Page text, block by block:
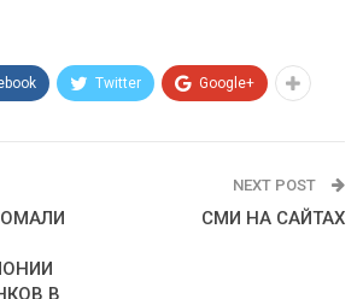
Twitter Google+
В
NEXT POST
СМИ НА САЙТАХ